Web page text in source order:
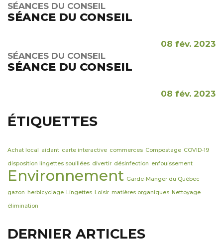
SÉANCES DU CONSEIL
SÉANCE DU CONSEIL
08 fév. 2023
SÉANCES DU CONSEIL
SÉANCE DU CONSEIL
08 fév. 2023
ÉTIQUETTES
Achat local aidant carte interactive commerces Compostage COVID-19
disposition lingettes souillées divertir désinfection enfouissement
Environnement Garde-Manger du Québec
gazon herbicyclage Lingettes Loisir matières organiques Nettoyage
élimination
DERNIER ARTICLES